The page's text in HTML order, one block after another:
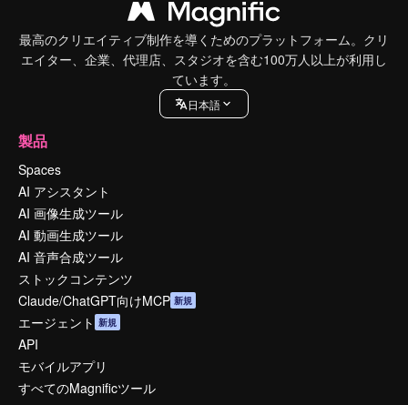
最高のクリエイティブ制作を導くためのプラットフォーム。クリ
エイター、企業、代理店、スタジオを含む100万人以上が利用し
ています。
日本語
製品
Spaces
AI アシスタント
AI 画像生成ツール
AI 動画生成ツール
AI 音声合成ツール
ストックコンテンツ
Claude/ChatGPT向けMCP 新規
エージェント 新規
API
モバイルアプリ
すべてのMagnificツール